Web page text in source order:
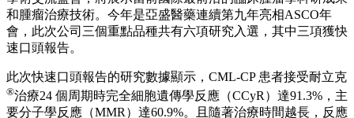
美國馬裡蘭州羅克維爾市和中國蘇州2026年6月1日 /美通
社/ -- 致力於在腫瘤等領域開發創新藥物的領先的生物醫
藥企業——亞盛醫藥（納斯達克代碼：AAPG；香港聯交
所代碼：6855）宣布，公司已在第62屆美國臨床腫瘤學會
（ASCO）年會上，以快速口頭報告形式展示了公司核心產品
耐立克 ® （通用名：奧雷巴替尼；研發代號：HQP1351）二線
治療慢性髓細胞白血病慢性期（CML-CP）患者的最新療效和